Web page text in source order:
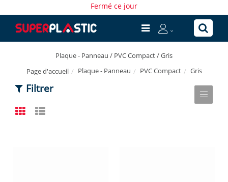
Fermé ce jour
Plaque - Panneau / PVC Compact / Gris
Page d'accueil
Plaque - Panneau PVC Compact Gris
Filtrer